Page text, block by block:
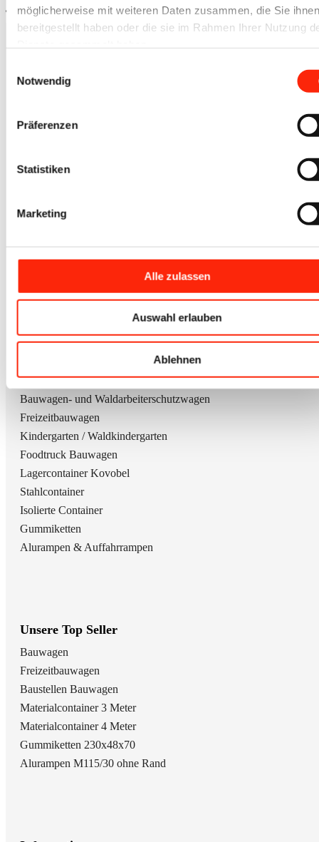
möglicherweise mit weiteren Daten zusammen, die Sie ihnen
bereitgestellt haben oder die sie im Rahmen Ihrer Nutzung
Notwendig
Präferenzen
Statistiken
Marketing
Alle zulassen
Auswahl erlauben
Ablehnen
Nach oben scrollen
+49 (0) 7041 / 816 3007
hier anmelden
Unsere Produkte
Bauwagen- und Waldarbeiterschutzwagen
Freizeitbauwagen
Kindergarten / Waldkindergarten
Foodtruck Bauwagen
Lagercontainer Kovobel
Stahlcontainer
Isolierte Container
Gummiketten
Alurampen & Auffahrrampen
Unsere Top Seller
Bauwagen
Freizeitbauwagen
Baustellen Bauwagen
Materialcontainer 3 Meter
Materialcontainer 4 Meter
Gummiketten 230x48x70
Alurampen M115/30 ohne Rand